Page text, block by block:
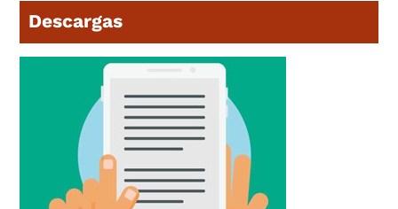
Descargas